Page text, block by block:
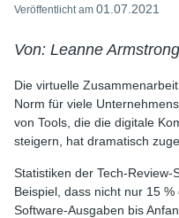
Veröffentlicht am 01.07.2021
Von: Leanne Armstrong
Die virtuelle
Norm für viele
von Tools, die die digitale
steigern, hat dramatisch
Statistiken der Tech-Review-
Beispiel, dass nicht nur 15
Software-Ausgaben bis